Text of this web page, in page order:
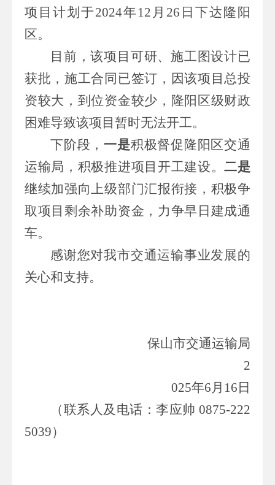
项目计划于2024年 12 月 26 日下达隆阳
区。
目前，该项目可研、施工图设计已
获批，施工合同已签订，因该项目总投
资较大，到位资金较少，隆阳区级财政
困难导致该项目暂时无法开工。
下阶段， 一是积极督促隆阳区交通
运输局，积极推进项目开工建设。二是
继续加强向上级部门汇报衔接，积极争
取项目剩余补助资金，力争早日建成通
车。
感谢您对我市交通运输事业发展的
关心和支持。
保山市交通运输局
2
025年6月 16 日
（联系人及 电话： 李应帅 0875-222
5039）